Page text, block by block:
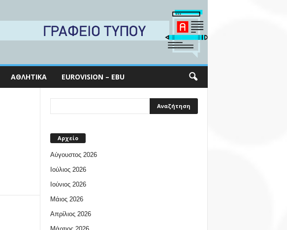
ΑΘΛΗΤΙΚΆ EUROVISION – EBU
Αρχείο
Αύγουστος 2026
Ιούλιος 2026
Ιούνιος 2026
Μάιος 2026
Απρίλιος 2026